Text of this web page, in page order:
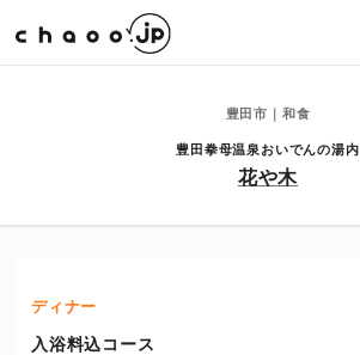
豊田市｜和食
豊田拳母温泉おいでんの湯内
花や木
ディナー
入浴料込コース